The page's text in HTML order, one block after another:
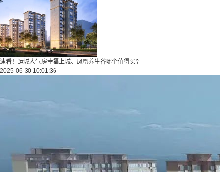
速看！运城人气房幸福上城、凤凰养生谷哪个值得买?
2025-06-30 10:01:36